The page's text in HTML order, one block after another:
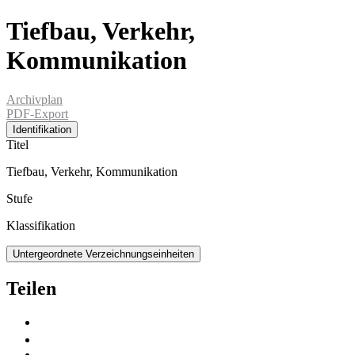
Tiefbau, Verkehr,
Kommunikation
Archivplan
PDF-Export
Identifikation
Titel
Tiefbau, Verkehr, Kommunikation
Stufe
Klassifikation
Untergeordnete Verzeichnungseinheiten
Teilen